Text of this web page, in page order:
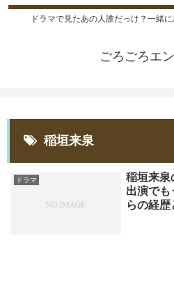
ドラマで見たあの人誰だっけ？一緒
ごろごろエ
稲垣来泉
ドラマ
稲垣来泉
出演でも
らの経